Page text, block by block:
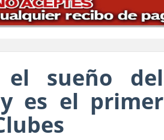
el sueño del
es el primer